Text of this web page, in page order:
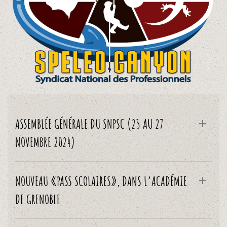
ASSEMBLÉE GÉNÉRALE DU SNPSC (25 AU 27
NOVEMBRE 2024)
NOUVEAU «PASS SCOLAIRES», DANS L’ACADÉMIE
DE GRENOBLE